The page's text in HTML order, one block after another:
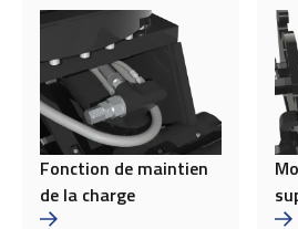
Fonction de maintien
de la charge